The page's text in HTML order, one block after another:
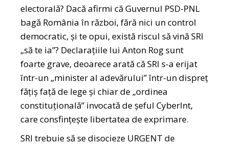
electorală? Dacă afirmi că Guvernul PSD-PNL
bagă România în război, fără nici un control
democratic, și te opui, există riscul să vină SRI
„să te ia”? Declarațiile lui Anton Rog sunt
foarte grave, deoarece arată că SRI s-a erijat
într-un „minister al adevărului” într-un dispreț
fățiș față de lege și chiar de „ordinea
constituțională” invocată de șeful CyberInt,
care consfințește libertatea de exprimare.
SRI trebuie să se disocieze URGENT de